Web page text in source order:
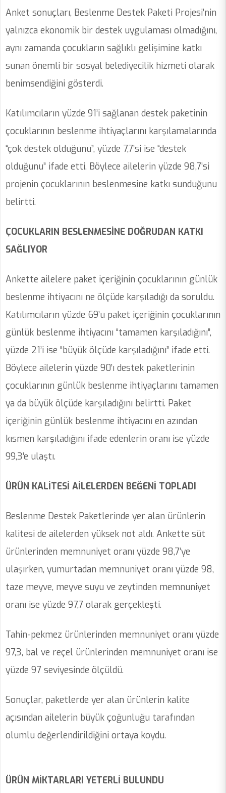
Anket sonuçları, Beslenme Destek Paketi Projesi’nin
yalnızca ekonomik bir destek uygulaması olmadığını,
aynı zamanda çocukların sağlıklı gelişimine katkı
sunan önemli bir sosyal belediyecilik hizmeti olarak
benimsendiğini gösterdi.
Katılımcıların yüzde 91’i sağlanan destek paketinin
çocuklarının beslenme ihtiyaçlarını karşılamalarında
“çok destek olduğunu”, yüzde 7,7’si ise “destek
olduğunu” ifade etti. Böylece ailelerin yüzde 98,7’si
projenin çocuklarının beslenmesine katkı sunduğunu
belirtti.
ÇOCUKLARIN BESLENMESİNE DOĞRUDAN KATKI
SAĞLIYOR
Ankette ailelere paket içeriğinin çocuklarının günlük
beslenme ihtiyacını ne ölçüde karşıladığı da soruldu.
Katılımcıların yüzde 69’u paket içeriğinin çocuklarının
günlük beslenme ihtiyacını “tamamen karşıladığını”,
yüzde 21’i ise “büyük ölçüde karşıladığını” ifade etti.
Böylece ailelerin yüzde 90’ı destek paketlerinin
çocuklarının günlük beslenme ihtiyaçlarını tamamen
ya da büyük ölçüde karşıladığını belirtti. Paket
içeriğinin günlük beslenme ihtiyacını en azından
kısmen karşıladığını ifade edenlerin oranı ise yüzde
99,3’e ulaştı.
ÜRÜN KALİTESİ AİLELERDEN BEĞENİ TOPLADI
Beslenme Destek Paketlerinde yer alan ürünlerin
kalitesi de ailelerden yüksek not aldı. Ankette süt
ürünlerinden memnuniyet oranı yüzde 98,7’ye
ulaşırken, yumurtadan memnuniyet oranı yüzde 98,
taze meyve, meyve suyu ve zeytinden memnuniyet
oranı ise yüzde 97,7 olarak gerçekleşti.
Tahin-pekmez ürünlerinden memnuniyet oranı yüzde
97,3, bal ve reçel ürünlerinden memnuniyet oranı ise
yüzde 97 seviyesinde ölçüldü.
Sonuçlar, paketlerde yer alan ürünlerin kalite
açısından ailelerin büyük çoğunluğu tarafından
olumlu değerlendirildiğini ortaya koydu.
ÜRÜN MİKTARLARI YETERLİ BULUNDU